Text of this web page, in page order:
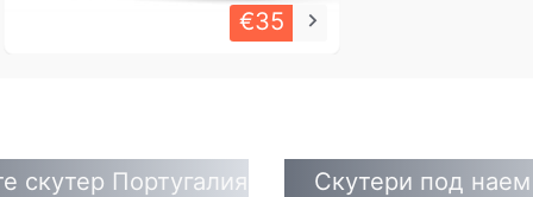
€35 keyboard_arrow_right
скутер Португалия Скутери под